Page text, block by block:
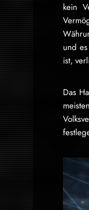
kein
und
ist,
Das